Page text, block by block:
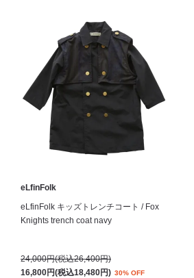
eLfinFolk
eLfinFolk キッズトレンチコート / Fox
Knights trench coat navy
24,000円(税込26,400円)
16,800円(税込18,480円) 30% OFF